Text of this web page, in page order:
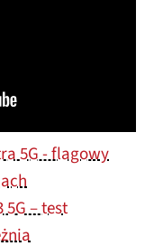
5G - flagowy
5G – test